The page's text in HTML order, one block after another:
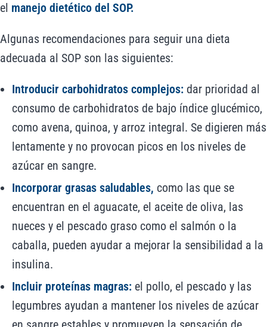
el manejo dietético del SOP.
Algunas recomendaciones para seguir una dieta
adecuada al SOP son las siguientes:
Introducir carbohidratos complejos: dar prioridad al
consumo de carbohidratos de bajo índice glucémico,
como avena, quinoa, y arroz integral. Se digieren más
lentamente y no provocan picos en los niveles de
azúcar en sangre.
Incorporar grasas saludables, como las que se
encuentran en el aguacate, el aceite de oliva, las
nueces y el pescado graso como el salmón o la
caballa, pueden ayudar a mejorar la sensibilidad a la
insulina.
Incluir proteínas magras: el pollo, el pescado y las
legumbres ayudan a mantener los niveles de azúcar